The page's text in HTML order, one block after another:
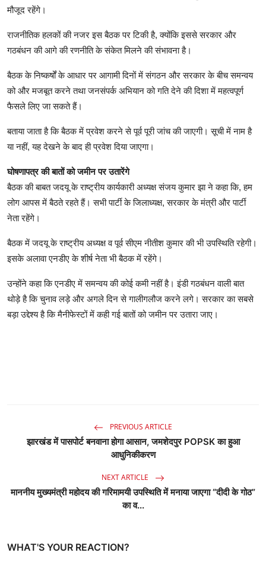
मौजूद रहेंगे।
राजनीतिक हलकों की नजर इस बैठक पर टिकी है, क्योंकि इससे सरकार और
गठबंधन की आगे की रणनीति के संकेत मिलने की संभावना है।
बैठक के निष्कर्षों के आधार पर आगामी दिनों में संगठन और सरकार के बीच समन्वय
को और मजबूत करने तथा जनसंपर्क अभियान को गति देने की दिशा में महत्वपूर्ण
फैसले लिए जा सकते हैं।
बताया जाता है कि बैठक में प्रवेश करने से पूर्व पूरी जांच की जाएगी। सूची में नाम है
या नहीं, यह देखने के बाद ही प्रवेश द‍िया जाएगा।
घोषणापत्र की बातों को जमीन पर उतारेंगे
बैठक की बाबत जदयू के राष्‍ट्रीय कार्यकारी अध्‍यक्ष संजय कुमार झा ने कहा कि, हम
लोग आपस में बैठते रहते हैं। सभी पार्टी के जिलाध्‍यक्ष, सरकार के मंत्री और पार्टी
नेता रहेंगे।
बैठक में जदयू के राष्‍ट्रीय अध्‍यक्ष व पूर्व सीएम नीतीश कुमार की भी उपस्‍थ‍िति‍ रहेगी।
इसके अलावा एनडीए के शीर्ष नेता भी बैठक में रहेंगे।
उन्‍होंने कहा कि एनडीए में समन्‍वय की कोई कमी नहीं है। इंड‍ी गठबंधन वाली बात
थोड़े है कि चुनाव लड़े और अगले दिन से गालीगलौज करने लगे। सरकार का सबसे
बड़ा उद्देश्‍य है कि मैनीफेस्‍टों में कही गई बातों को जमीन पर उतारा जाए।
PREVIOUS ARTICLE
झारखंड में पासपोर्ट बनवाना होगा आसान, जमशेदपुर POPSK का हुआ
आधुनिकीकरण
NEXT ARTICLE
माननीय मुख्यमंत्री महोदय की गरिमामयी उपस्थिति में मनाया जाएगा “दीदी के गोठ”
का व...
WHAT'S YOUR REACTION?